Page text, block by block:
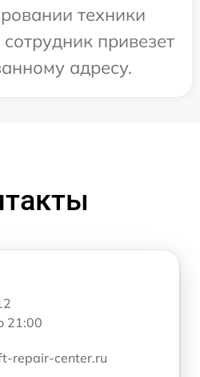
техники
привезет
адресу.
21:00
repair-center.ru